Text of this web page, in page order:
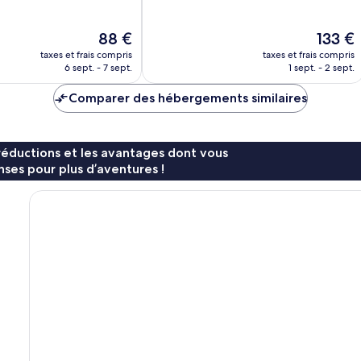
Le
nouveau
prix
de
88 €
88 €
taxes et frais compris
6 sept. - 7 sept.
Le
nouveau
prix
133 €
taxes et frais compris
1 sept. - 2 sept.
Comparer des hébergements similaires
et les avantages dont vous
pour plus d’aventures !